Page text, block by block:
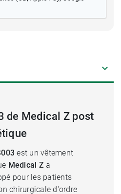
de Medical Z post
est un vêtement
Medical Z a
pour les patients
chirurgicale d'ordre